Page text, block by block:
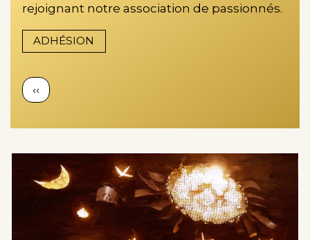
rejoignant notre association de passionnés.
ADHÉSION
Pagination
Page
précédente
‹‹